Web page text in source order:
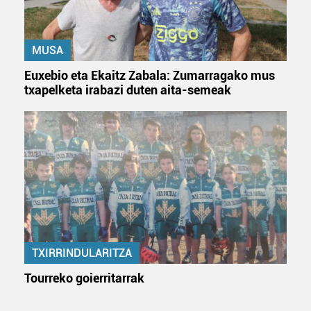
MUSA
Euxebio eta Ekaitz Zabala: Zumarragako mus
txapelketa irabazi duten aita-semeak
TXIRRINDULARITZA
Tourreko goierritarrak